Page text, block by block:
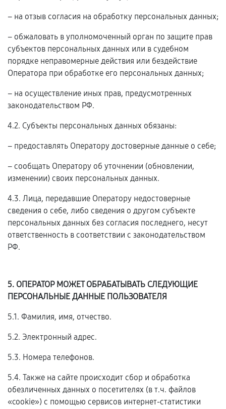
– на отзыв согласия на обработку персональных данных;
– обжаловать в уполномоченный орган по защите прав
субъектов персональных данных или в судебном
порядке неправомерные действия или бездействие
Оператора при обработке его персональных данных;
– на осуществление иных прав, предусмотренных
законодательством РФ.
4.2. Субъекты персональных данных обязаны:
– предоставлять Оператору достоверные данные о себе;
– сообщать Оператору об уточнении (обновлении,
изменении) своих персональных данных.
4.3. Лица, передавшие Оператору недостоверные
сведения о себе, либо сведения о другом субъекте
персональных данных без согласия последнего, несут
ответственность в соответствии с законодательством
РФ.
5. ОПЕРАТОР МОЖЕТ ОБРАБАТЫВАТЬ СЛЕДУЮЩИЕ
ПЕРСОНАЛЬНЫЕ ДАННЫЕ ПОЛЬЗОВАТЕЛЯ
5.1. Фамилия, имя, отчество.
5.2. Электронный адрес.
5.3. Номера телефонов.
5.4. Также на сайте происходит сбор и обработка
обезличенных данных о посетителях (в т.ч. файлов
«cookie») с помощью сервисов интернет-статистики